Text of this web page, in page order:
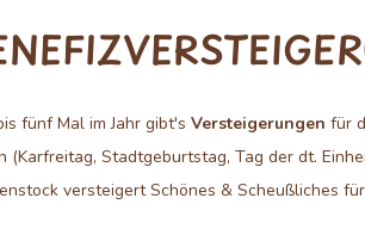
fünf Mal im Jahr gibt's Versteigerungen für
(Karfreitag, Stadtgeburtstag, Tag der dt.
versteigert Schönes & Scheußliches